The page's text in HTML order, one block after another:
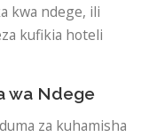
kwa ndege, ili
kufikia hoteli
wa Ndege
za kuhamisha